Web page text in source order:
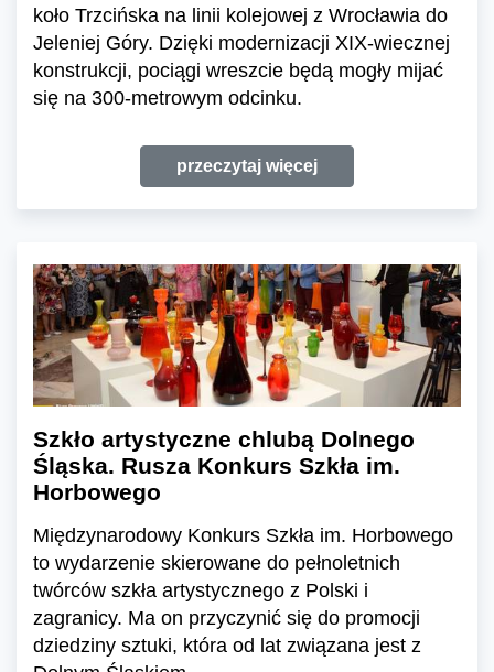
koło Trzcińska na linii kolejowej z Wrocławia do
Jeleniej Góry. Dzięki modernizacji XIX-wiecznej
konstrukcji, pociągi wreszcie będą mogły mijać
się na 300-metrowym odcinku.
przeczytaj więcej
Szkło artystyczne chlubą Dolnego
Śląska. Rusza Konkurs Szkła im.
Horbowego
Międzynarodowy Konkurs Szkła im. Horbowego
to wydarzenie skierowane do pełnoletnich
twórców szkła artystycznego z Polski i
zagranicy. Ma on przyczynić się do promocji
dziedziny sztuki, która od lat związana jest z